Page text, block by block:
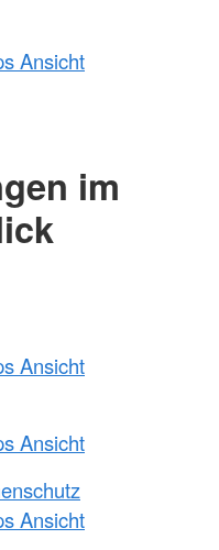
Ansicht
im
Ansicht
Ansicht
Ansicht